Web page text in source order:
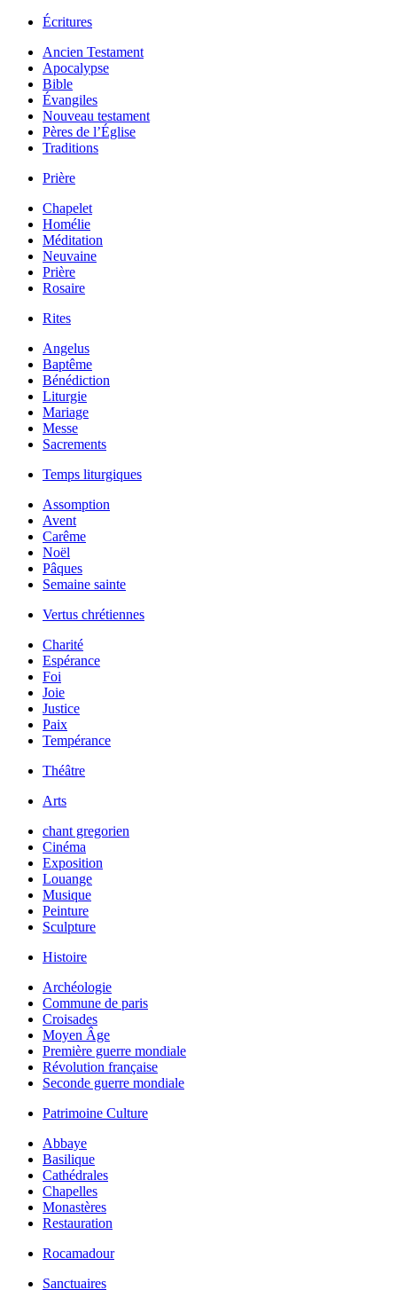
Écritures
Ancien Testament
Apocalypse
Bible
Évangiles
Nouveau testament
Pères de l’Église
Traditions
Prière
Chapelet
Homélie
Méditation
Neuvaine
Prière
Rosaire
Rites
Angelus
Baptême
Bénédiction
Liturgie
Mariage
Messe
Sacrements
Temps liturgiques
Assomption
Avent
Carême
Noël
Pâques
Semaine sainte
Vertus chrétiennes
Charité
Espérance
Foi
Joie
Justice
Paix
Tempérance
Théâtre
Arts
chant gregorien
Cinéma
Exposition
Louange
Musique
Peinture
Sculpture
Histoire
Archéologie
Commune de paris
Croisades
Moyen Âge
Première guerre mondiale
Révolution française
Seconde guerre mondiale
Patrimoine Culture
Abbaye
Basilique
Cathédrales
Chapelles
Monastères
Restauration
Rocamadour
Sanctuaires